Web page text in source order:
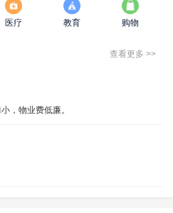
医疗 教育 购物
查看更多 >>
，物业费低廉。